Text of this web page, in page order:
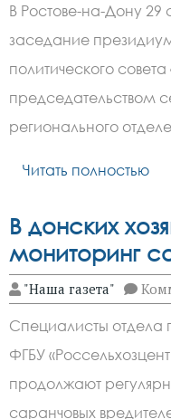
В Ростове-на-Дону 29
заседание
политического
председательством
регионального
Читать полностью
В донских
мониторинг
"Наша газета"
Специалисты
ФГБУ
продолжают
саранчовых